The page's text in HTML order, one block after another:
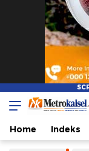
Metro Kalsel
Media
Home Indeks